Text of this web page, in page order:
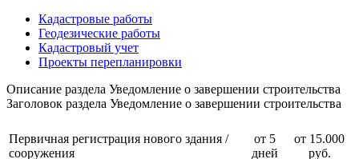
Кадастровые работы
Геодезические работы
Кадастровый учет
Проекты перепланировки
Описание раздела Уведомление о завершении строительства
Заголовок раздела Уведомление о завершении строительства
Первичная регистрация нового здания /
сооружения
от 5
дней
от 15.000
руб.